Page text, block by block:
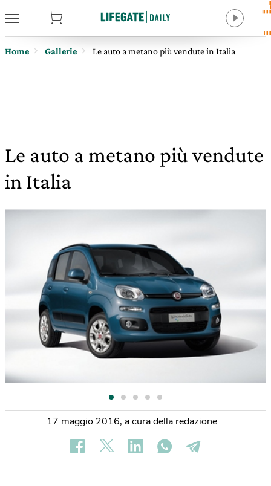
Home Gallerie Le auto a metano più vendute in Italia
Le auto a metano più vendute
in Italia
17 maggio 2016, a cura della redazione